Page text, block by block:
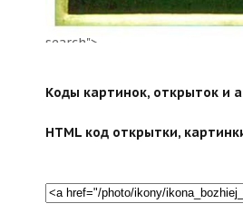
search">
Коды картинок, открыток и
HTML код открытки,